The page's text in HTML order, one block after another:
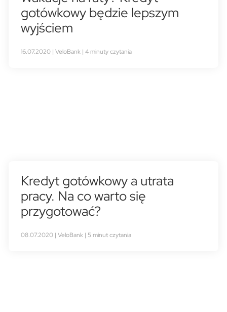
gotówkowy będzie lepszym
wyjściem
16.07.2020 | VeloBank | 4 minuty czytania
Kredyt gotówkowy a utrata
pracy. Na co warto się
przygotować?
08.07.2020 | VeloBank | 5 minut czytania